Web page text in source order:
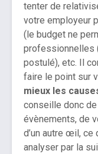
tenter de
votre employeur
(le budget ne
professionnelles
postulé), etc. Il
faire le point sur
mieux les
conseille donc
évènements, de
d’un autre œil, ce
analyser par la